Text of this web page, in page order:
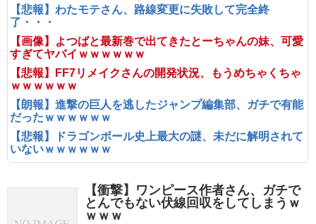
【悲報】わたモテさん、路線変更に失敗して完全終
了・・・
【画像】よつばと最新巻で出てきたとーちゃんの妹、可愛
すぎてヤバイｗｗｗｗｗｗ
【悲報】FF7リメイクさんの開発状況、もうめちゃくちゃ
ｗｗｗｗｗｗ
【朗報】進撃の巨人を逃したジャンプ編集部、ガチで有能
だったｗｗｗｗｗｗ
【悲報】ドラゴンボール史上最大の謎、未だに解明されて
いないｗｗｗｗｗｗ
【衝撃】ワンピース作者さん、ガチで
とんでもない伏線回収をしてしまうｗ
ｗｗｗ